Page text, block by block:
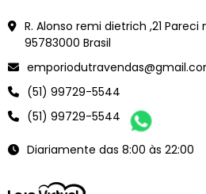
R. Alonso remi dietrich ,21 Pareci
95783000 Brasil
(51) 99729-5544
(51) 99729-5544
Diariamente das 8:00 às 22:00